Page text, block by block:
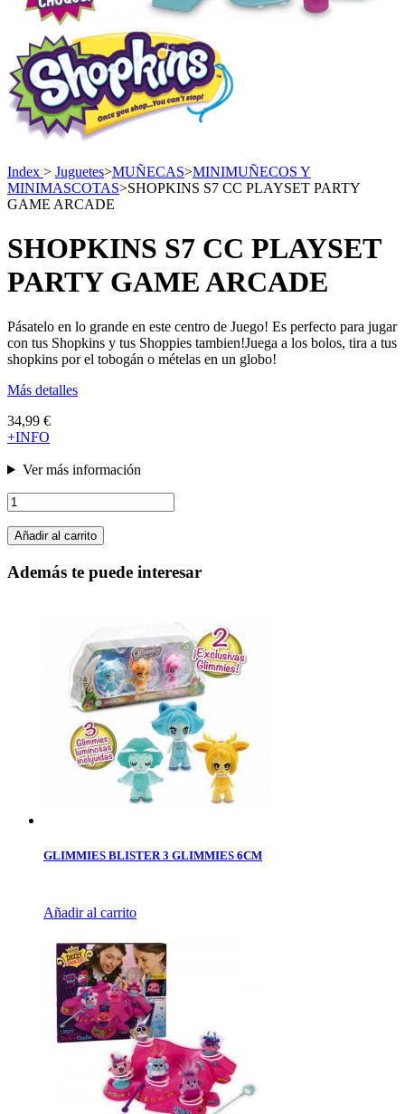
Index > Juguetes>MUÑECAS>MINIMUÑECOS Y
MINIMASCOTAS>SHOPKINS S7 CC PLAYSET PARTY
GAME ARCADE
SHOPKINS S7 CC PLAYSET
PARTY GAME ARCADE
Pásatelo en lo grande en este centro de Juego! Es perfecto para jugar
con tus Shopkins y tus Shoppies tambien!Juega a los bolos, tira a tus
shopkins por el tobogán o mételas en un globo!
Más detalles
34,99 €
+INFO
Ver más información
Añadir al carrito
Además te puede interesar
GLIMMIES BLISTER 3 GLIMMIES 6CM
Añadir al carrito